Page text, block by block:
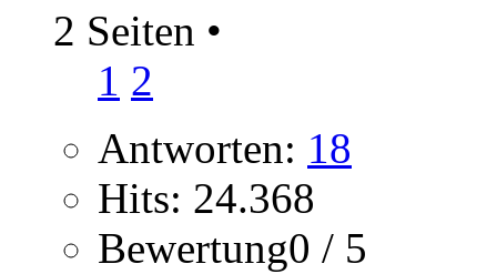
2 Seiten •
1 2
Antworten: 18
Hits: 24.368
Bewertung0 / 5